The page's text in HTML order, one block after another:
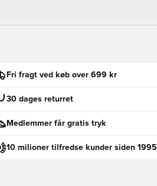
Fri fragt ved køb over 699 kr
30 dages returret
Medlemmer får gratis tryk
10 milioner tilfredse kunder siden 1995